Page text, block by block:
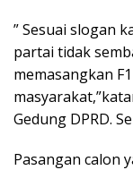
” Sesuai slogan
partai tidak
memasangkan
Gedung DPRD.
Pasangan calon